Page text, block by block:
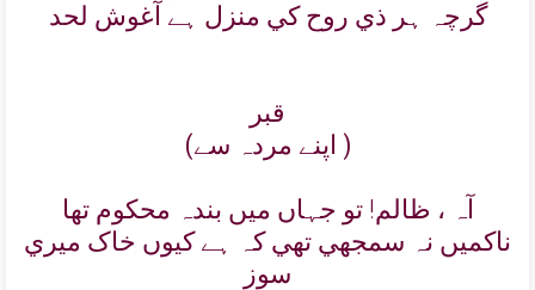
گرچہ ہر ذي روح کي منزل ہے آغوش لحد
قبر
(اپنے مردہ سے )
آہ ، ظالم! تو جہاں ميں بندہ محکوم تھا
ناکميں نہ سمجھي تھي کہ ہے کيوں خاک ميري
سوز